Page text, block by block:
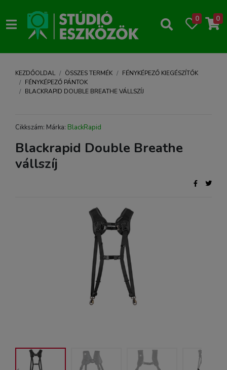
0 0
KEZDŐOLDAL ÖSSZES TERMÉK
FÉNYKÉPEZŐ KIEGÉSZÍTŐK
FÉNYKÉPEZŐ PÁNTOK
BLACKRAPID DOUBLE BREATHE VÁLLSZÍJ
Cikkszám: Márka: BlackRapid
Blackrapid Double Breathe
vállszíj